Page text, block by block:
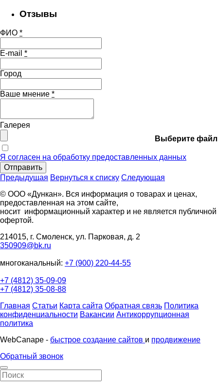
Отзывы
ФИО *
E-mail *
Город
Ваше мнение *
Галерея
Выберите файл
Я согласен на обработку предоставленных данных
Отправить
Предыдущая Вернуться к списку Следующая
© ООО «Дункан». Вся информация о товарах и ценах,
предоставленная на этом сайте,
носит информационный характер и не является публичной
офертой.
214015, г. Смоленск, ул. Парковая, д. 2
350909@bk.ru
многоканальный: +7 (900) 220-44-55
+7 (4812) 35-09-09
+7 (4812) 35-08-88
Главная Статьи Карта сайта Обратная связь Политика
конфиденциальности Вакансии Антикоррупционная
политика
WebCanape - быстрое создание сайтов и продвижение
Обратный звонок